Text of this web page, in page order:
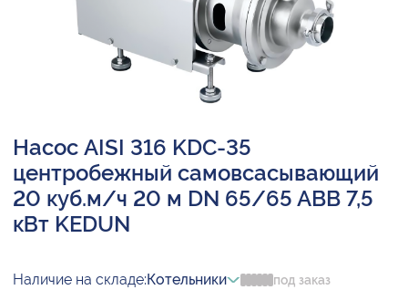
Насос AISI 316 KDC-35
центробежный самовсасывающий
20 куб.м/ч 20 м DN 65/65 ABB 7,5
кВт KEDUN
Наличие на складе:Котельники под заказ